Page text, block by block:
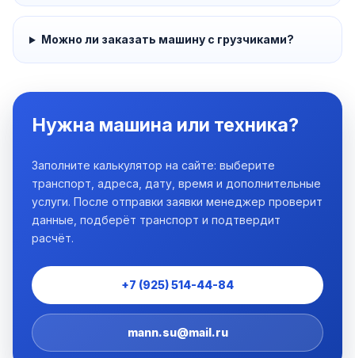
Можно ли заказать машину с грузчиками?
Нужна машина или техника?
Заполните калькулятор на сайте: выберите
транспорт, адреса, дату, время и дополнительные
услуги. После отправки заявки менеджер проверит
данные, подберёт транспорт и подтвердит
расчёт.
+7 (925) 514-44-84
mann.su@mail.ru